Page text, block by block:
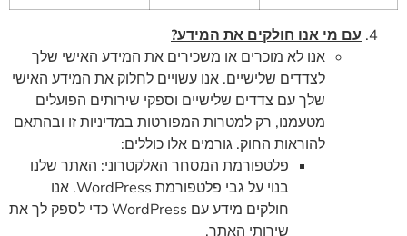
עם מי אנו חולקים את המידע?
אנו לא מוכרים או משכירים את המידע האישי שלך
לצדדים שלישיים. אנו עשויים לחלוק את המידע האישי
שלך עם צדדים שלישיים וספקי שירותים הפועלים
מטעמנו, רק למטרות המפורטות במדיניות זו ובהתאם
להוראות החוק. גורמים אלו כוללים:
פלטפורמת המסחר האלקטרוני: האתר שלנו
בנוי על גבי פלטפורמת WordPress. אנו
חולקים מידע עם WordPress כדי לספק לך את
שירותי האתר.